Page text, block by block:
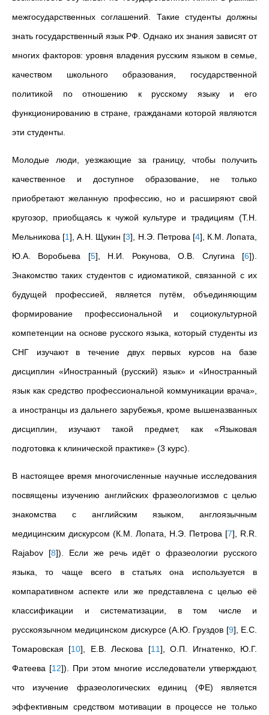
межгосударственных соглашений. Такие студенты должны
знать государственный язык РФ. Однако их знания зависят от
многих факторов: уровня владения русским языком в семье,
качеством школьного образования, государственной
политикой по отношению к русскому языку и его
функционированию в стране, гражданами которой являются
эти студенты.
Молодые люди, уезжающие за границу, чтобы получить
качественное и доступное образование, не только
приобретают желанную профессию, но и расширяют свой
кругозор, приобщаясь к чужой культуре и традициям (Т.Н.
Мельникова [1] , А.Н. Щукин [3] Н.Э. Петрова [4]
К.М. Лопата,
Ю.А. Воробьева
[5] Н.И. Рокунова, О.В. Слугина [6]).
Знакомство таких студентов с идиоматикой, связанной с их
будущей профессией, является путём, объединяющим
формирование профессиональной и социокультурной
компетенции на основе русского языка, который студенты из
СНГ изучают в течение двух первых курсов на базе
дисциплин «Иностранный (русский) язык» и «Иностранный
язык как средство профессиональной коммуникации врача»,
а иностранцы из дальнего зарубежья, кроме вышеназванных
дисциплин, изучают такой предмет, как «Языковая
подготовка к клинической практике» (3 курс).
В настоящее время многочисленные научные исследования
посвящены изучению английских фразеологизмов с целью
знакомства с английским языком, англоязычным
медицинским дискурсом (К.М. Лопата, Н.Э. Петрова [7] , R.R.
Rajabov [8]). Если же речь идёт о фразеологии русского
языка, то чаще всего в статьях она используется в
компаративном аспекте или же представлена с целью её
классификации и систематизации, в том числе и
русскоязычном медицинском дискурсе (А.Ю. Груздов [9]
Е.С.
Томаровская [10] Е.В. Лескова [11] , О.П. Игнатенко, Ю.Г.
Фатеева [12]). При этом многие исследователи утверждают,
что изучение фразеологических единиц (ФЕ) является
эффективным средством мотивации в процессе не только